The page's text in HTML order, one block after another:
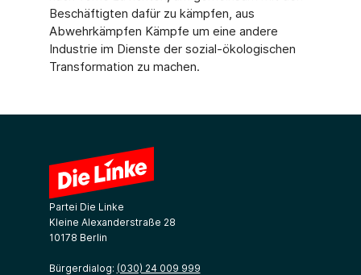
Beschäftigten dafür zu kämpfen, aus
Abwehrkämpfen Kämpfe um eine andere
Industrie im Dienste der sozial-ökologischen
Transformation zu machen.
Partei Die Linke
Kleine Alexanderstraße 28
10178 Berlin
Bürgerdialog: (030) 24 009 999